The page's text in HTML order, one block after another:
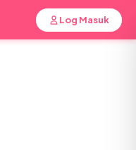
Log Masuk